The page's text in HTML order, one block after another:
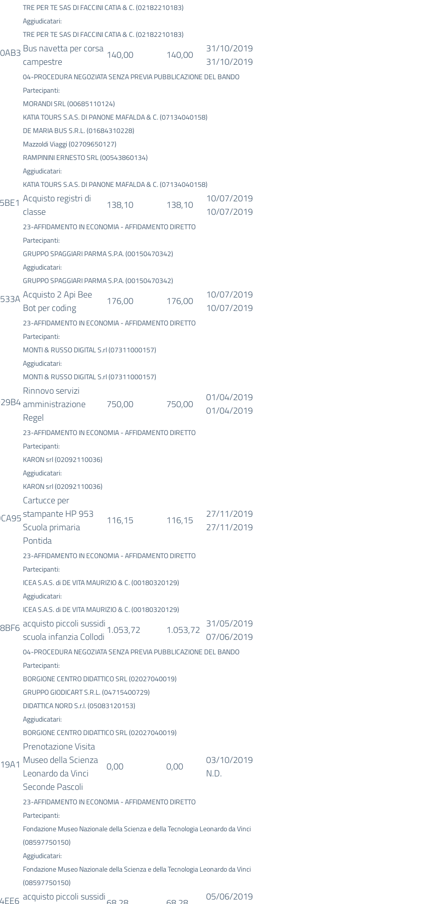
TRE PER TE SAS DI FACCINI CATIA & C. (02182210183)
Aggiudicatari:
TRE PER TE SAS DI FACCINI CATIA & C. (02182210183)
Bus navetta per corsa
campestre
140,00 140,00
31/10/2019
31/10/2019
04-PROCEDURA NEGOZIATA SENZA PREVIA PUBBLICAZIONE DEL BANDO
Partecipanti:
MORANDI SRL (00685110124)
KATIA TOURS S.A.S. DI PANONE MAFALDA & C. (07134040158)
DE MARIA BUS S.R.L. (01684310228)
Mazzoldi Viaggi (02709650127)
RAMPININI ERNESTO SRL (00543860134)
Aggiudicatari:
KATIA TOURS S.A.S. DI PANONE MAFALDA & C. (07134040158)
Acquisto registri di
classe
138,10 138,10
10/07/2019
10/07/2019
23-AFFIDAMENTO IN ECONOMIA - AFFIDAMENTO DIRETTO
Partecipanti:
GRUPPO SPAGGIARI PARMA S.P.A. (00150470342)
Aggiudicatari:
GRUPPO SPAGGIARI PARMA S.P.A. (00150470342)
Acquisto 2 Api Bee
Bot per coding
176,00 176,00
10/07/2019
10/07/2019
23-AFFIDAMENTO IN ECONOMIA - AFFIDAMENTO DIRETTO
Partecipanti:
MONTI & RUSSO DIGITAL S.rl (07311000157)
Aggiudicatari:
MONTI & RUSSO DIGITAL S.rl (07311000157)
Rinnovo servizi
amministrazione
Regel
750,00 750,00
01/04/2019
01/04/2019
23-AFFIDAMENTO IN ECONOMIA - AFFIDAMENTO DIRETTO
Partecipanti:
KARON srl (02092110036)
Aggiudicatari:
KARON srl (02092110036)
Cartucce per
stampante HP 953
Scuola primaria
Pontida
116,15 116,15
27/11/2019
27/11/2019
23-AFFIDAMENTO IN ECONOMIA - AFFIDAMENTO DIRETTO
Partecipanti:
ICEA S.A.S. di DE VITA MAURIZIO & C. (00180320129)
Aggiudicatari:
ICEA S.A.S. di DE VITA MAURIZIO & C. (00180320129)
acquisto piccoli sussidi
scuola infanzia Collodi
1.053,72 1.053,72 31/05/2019
07/06/2019
04-PROCEDURA NEGOZIATA SENZA PREVIA PUBBLICAZIONE DEL BANDO
Partecipanti:
BORGIONE CENTRO DIDATTICO SRL (02027040019)
GRUPPO GIODICART S.R.L. (04715400729)
DIDATTICA NORD S.r.l. (05083120153)
Aggiudicatari:
BORGIONE CENTRO DIDATTICO SRL (02027040019)
Prenotazione Visita
Museo della Scienza
Leonardo da Vinci
Seconde Pascoli
0,00 0,00
03/10/2019
N.D.
23-AFFIDAMENTO IN ECONOMIA - AFFIDAMENTO DIRETTO
Partecipanti:
Fondazione Museo Nazionale della Scienza e della Tecnologia Leonardo da Vinci
(08597750150)
Aggiudicatari:
Fondazione Museo Nazionale della Scienza e della Tecnologia Leonardo da Vinci
(08597750150)
acquisto piccoli sussidi
05/06/2019